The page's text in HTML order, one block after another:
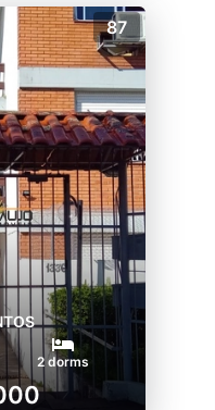
87
2 dorms